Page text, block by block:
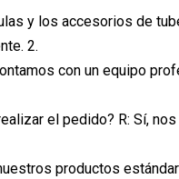
y los accesorios de
2.
con un equipo
el pedido? R: Sí,
productos